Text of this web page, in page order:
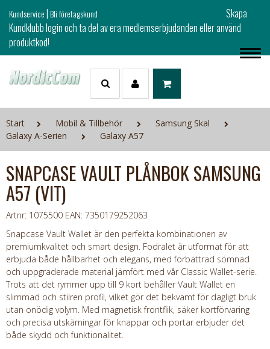
Kundservice|Bli företagskund
Skapa
Kundklubb login och ta del av era medlemserbjudanden eller använd
produktkod!
Start Mobil & Tillbehör
Samsung Skal
Galaxy A-Serien
Galaxy A57
SNAPCASE VAULT PLÅNBOK SAMSUNG
A57 (VIT)
Artnr: 1075500 EAN: 7350179252063
Snapcase Vault Wallet är den perfekta kombinationen av
premiumkvalitet och smart design. Fodralet är utformat för att
erbjuda både hållbarhet och elegans, med förbättrad sömnad
och uppgraderade material jämfört med vår Classic Wallet-serie.
Trots att det rymmer upp till 9 kort behåller Vault Wallet en
slimmad och stilren profil, vilket gör det bekvämt för dagligt bruk
utan onödig volym. Med magnetisk frontflik, säker kortförvaring
och precisa utskärningar för knappar och portar erbjuder det
både skydd och funktionalitet.